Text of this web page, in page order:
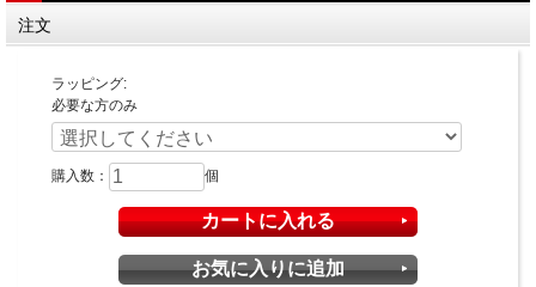
注文
ラッピング:
必要な方のみ
購入数： 個